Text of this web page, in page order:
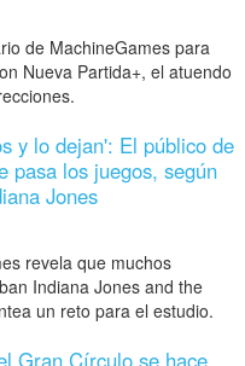
de MachineGames para
Nueva Partida+, el atuendo
y lo dejan': El público de
pasa los juegos, según
Jones
revela que muchos
Indiana Jones and the
un reto para el estudio.
Gran Círculo se hace